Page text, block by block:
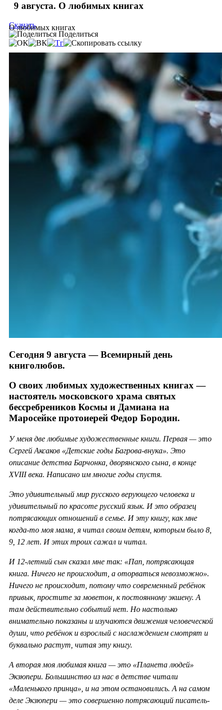
9 августа. О любимых книгах
О любимых книгах
Скачать
Поделиться
Сегодня 9 августа — Всемирный день
книголюбов.
О своих любимых художественных книгах —
настоятель московского храма святых
бессребреников Космы и Дамиана на
Маросейке протоиерей Федор Бородин.
У меня две любимые художественные книги. Первая — это
Сергей Аксаков «Детские годы Багрова-внука». Это
описание детства Барчонка, дворянского сына, в конце
XVIII века. Написано им многие годы спустя.
Это удивительный мир русского верующего человека и
удивительный по красоте русский язык. И это образец
потрясающих отношений в семье. И эту книгу, как мне
когда-то моя мама, я читал своим детям, которым было 8,
9, 12 лет. И этих троих сажал и читал.
И 12-летний сын сказал мне так: «Пап, потрясающая
книга. Ничего не происходит, а оторваться невозможно».
Ничего не происходит, потому что современный ребёнок
привык, простите за моветон, к постоянному экшену. А
там действительно событий нет. Но настолько
внимательно показаны и изучаются движения человеческой
души, что ребёнок и взрослый с наслаждением смотрят и
буквально растут, читая эту книгу.
А вторая моя любимая книга — это «Планета людей»
Экзюпери. Большинство из нас в детстве читали
«Маленького принца», и на этом остановились. А на самом
деле Экзюпери — это совершенно потрясающий писатель-